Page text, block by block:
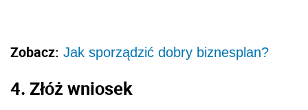
Zobacz: Jak sporządzić dobry biznesplan?
4. Złóż wniosek